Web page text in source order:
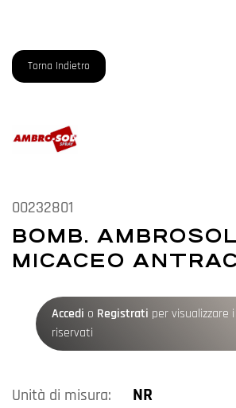
Torna Indietro
00232801
BOMB. AMBROSOL
MICACEO
Accedi o Registrati per visualizzare
riservati
Unità di misura: NR